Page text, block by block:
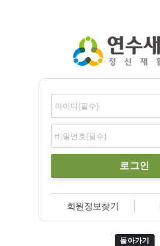
회원정보찾기
돌아가기